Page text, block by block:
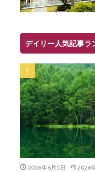
デイリー人気記事ラ
2026年8月5日 2026